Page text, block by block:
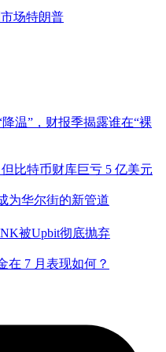
场特朗普
温”，财报季揭露谁在“裸
比特币财库巨亏 5 亿美元
为华尔街的新管道
被Upbit彻底抛弃
在 7 月表现如何？